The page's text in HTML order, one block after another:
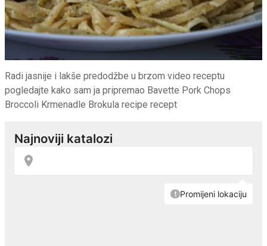
Radi jasnije i lakše predodžbe u brzom video receptu
pogledajte kako sam ja pripremao Bavette Pork Chops
Broccoli Krmenadle Brokula recipe recept